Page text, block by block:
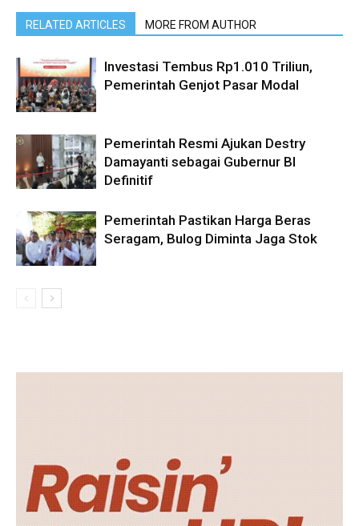
RELATED ARTICLES MORE FROM AUTHOR
Investasi Tembus Rp1.010 Triliun,
Pemerintah Genjot Pasar Modal
Pemerintah Resmi Ajukan Destry
Damayanti sebagai Gubernur BI
Definitif
Pemerintah Pastikan Harga Beras
Seragam, Bulog Diminta Jaga Stok